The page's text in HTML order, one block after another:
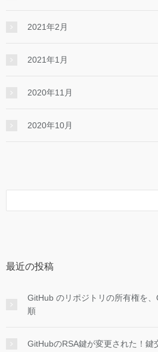
2021年2月
2021年1月
2020年11月
2020年10月
最近の投稿
GitHub のリポジトリの所有権を
順
GitHubのRSA鍵が変更された！鍵